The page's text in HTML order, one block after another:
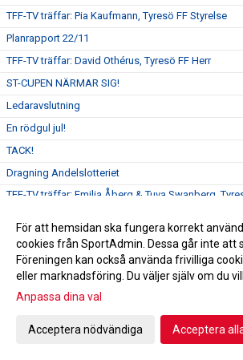
TFF-TV träffar: Pia Kaufmann, Tyresö FF Styrelse
Planrapport 22/11
TFF-TV träffar: David Othérus, Tyresö FF Herr
ST-CUPEN NÄRMAR SIG!
Ledaravslutning
En rödgul jul!
TACK!
Dragning Andelslotteriet
TFF-TV träffar: Emilia Åberg & Tuva Swanberg,
Emilia Ågren och Tuva Swanberg till
TFF-TV träffar: Alice Bengtzon Scheele
Tyresö Centrum ny Huvudpartner!
TFF-TV träffar: Emil Pagrot, Tyresö FF Dam
Alice Bengtzon Scheele till Tyresö FF Dam!
TFF-TV träffar: Adam Bergström, Tyresö FF P18
För att hemsidan ska fungera korrekt
cookies från SportAdmin. Dessa går inte att
Föreningen kan också använda frivilliga
eller marknadsföring. Du väljer själv om du
Anpassa dina val
Acceptera nödvändiga Acceptera